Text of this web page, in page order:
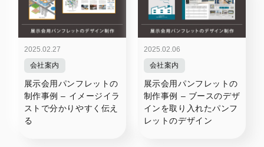
2025.02.27
会社案内
展示会用パンフレットの
制作事例 – イメージイラ
ストで分かりやすく伝え
る
2025.02.06
会社案内
展示会用パンフレットの
制作事例 – ブースのデザ
インを取り入れたパンフ
レットのデザイン